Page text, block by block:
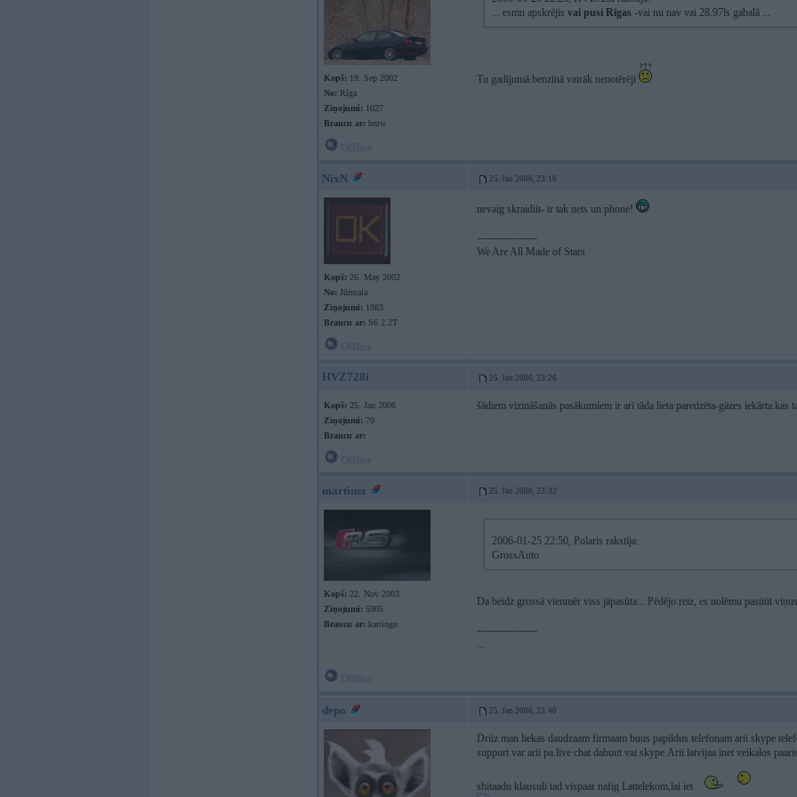
Kopš: 19. Sep 2002
No: Rīga
Ziņojumi: 1027
Braucu ar: bmw
... esmu apskrējis vai pusi Rīgas -vai nu nav vai 28.97ls gabalā ...
Tu gadījumā benzīnā vairāk nenotērēji
NixN 25. Jan 2006, 23:16
Kopš: 26. May 2002
No: Jūrmala
Ziņojumi: 1983
Braucu ar: S6 2.2T
nevaig skraidiit- ir tak nets un phone!
-----------------
We Are All Made of Stars
HVZ728i 25. Jan 2006, 23:26
Kopš: 25. Jan 2006
Ziņojumi: 70
Braucu ar:
šādiem vizināšanās pasākumiem ir arī tāda lieta paredzēta-gāzes
martinsz 25. Jan 2006, 23:32
Kopš: 22. Nov 2003
Ziņojumi: 5905
Braucu ar: kartingu
2006-01-25 22:50, Polaris rakstīja:
GrossAuto
Da beidz grossā vienmēr viss jāpasūta... Pēdējo reiz, es nolēmu pasūtīt
-----------------
...
depo 25. Jan 2006, 23:40
Driiz man liekas daudzaam firmaam buus papildus telefonam arii skype
support var arii pa live chat dabuut vai skype.Arii latvijaa inet veikalos
shitaadu klausuli tad vispaar nafig Lattelekom,lai iet